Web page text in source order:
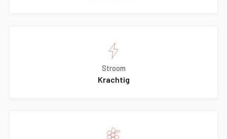
Stroom
Krachtig